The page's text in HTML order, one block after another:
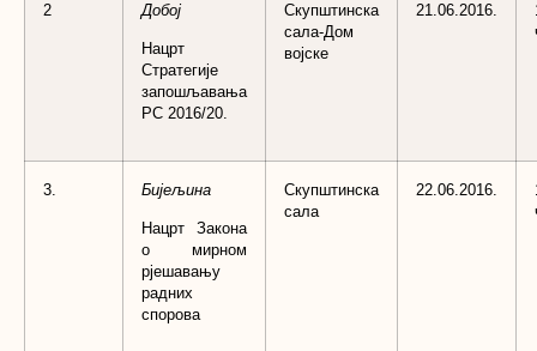
2 Добој
Нацрт
Стратегије
запошљавања
РС 2016/20.
Скупштинска
сала-Дом
војске
21.06.2016.
3. Бијељина
Нацрт Закона
о мирном
рјешавању
радних
спорова
Скупштинска
сала
22.06.2016.